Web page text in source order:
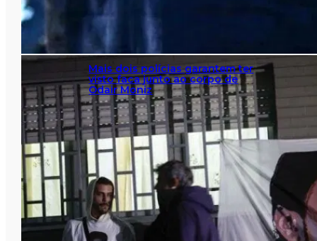
Mais dois polícias garantem ter
visto faca junto ao corpo de
Odair Moniz